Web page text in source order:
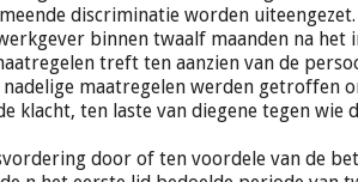
discriminatie worden uiteengezet.
binnen twaalf maanden na het
treft ten aanzien van de
maatregelen werden getroffen
klacht, ten laste van diegene tegen wie
door of ten voordele van de